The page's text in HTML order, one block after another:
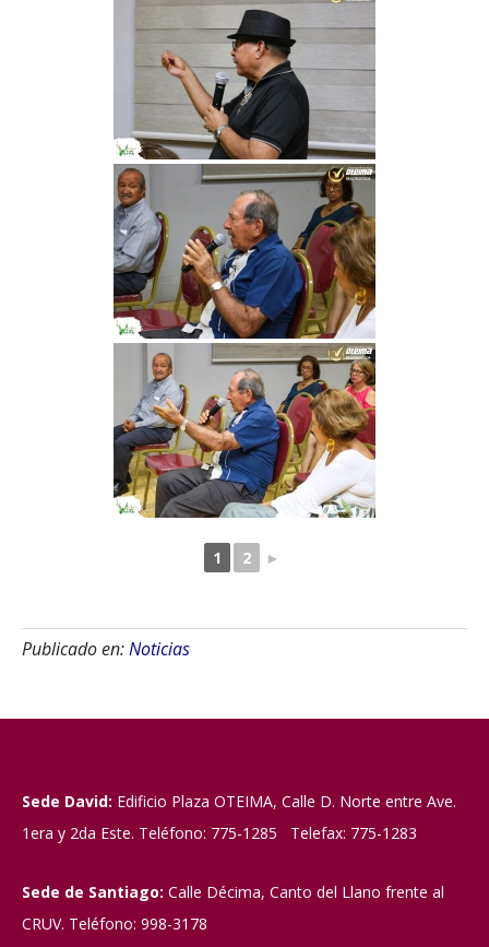
1 2 ►
Publicado en:Noticias
Sede David: Edificio Plaza OTEIMA, Calle D. Norte entre Ave.
1era y 2da Este. Teléfono: 775-1285 Telefax: 775-1283
Sede de Santiago: Calle Décima, Canto del Llano frente al
CRUV. Teléfono: 998-3178